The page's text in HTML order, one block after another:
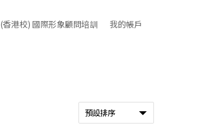
(香港校) 國際形象顧問培訓 我的帳戶